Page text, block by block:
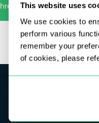
This website uses
We use cookies to
perform various
remember your
of cookies, please
Kontakt